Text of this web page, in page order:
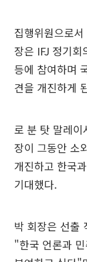
집행위원으로
장은 IFJ 정기
등에 참여하며
견을 개진하게
로 분 탓 말레
장이 그동안 소
개진하고 한국
기대했다.
박 회장은 선출
"한국 언론과